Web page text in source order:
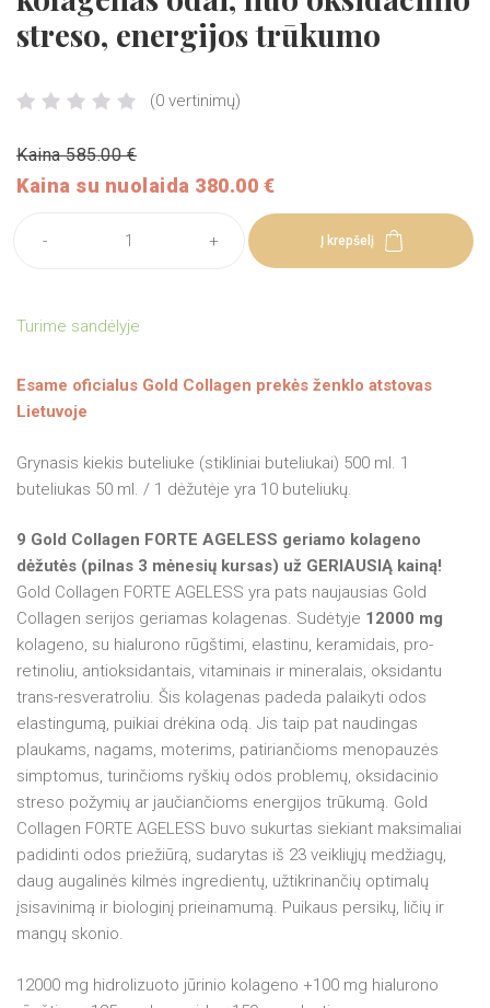
streso, energijos trūkumo
(0 vertinimų)
Kaina 585.00 €
Kaina su nuolaida 380.00 €
- + Į krepšelį
Turime sandėlyje
Esame oficialus Gold Collagen prekės ženklo atstovas
Lietuvoje
Grynasis kiekis buteliuke (stikliniai buteliukai) 500 ml. 1
buteliukas 50 ml. / 1 dėžutėje yra 10 buteliukų.
9 Gold Collagen FORTE AGELESS geriamo kolageno
dėžutės (pilnas 3 mėnesių kursas) už GERIAUSIĄ kainą!
Gold Collagen FORTE AGELESS yra pats naujausias Gold
Collagen serijos geriamas kolagenas. Sudėtyje 12000 mg
kolageno, su hialurono rūgštimi, elastinu, keramidais, pro-
retinoliu, antioksidantais, vitaminais ir mineralais, oksidantu
trans-resveratroliu. Šis kolagenas padeda palaikyti odos
elastingumą, puikiai drėkina odą. Jis taip pat naudingas
plaukams, nagams, moterims, patiriančioms menopauzės
simptomus, turinčioms ryškių odos problemų, oksidacinio
streso požymių ar jaučiančioms energijos trūkumą. Gold
Collagen FORTE AGELESS buvo sukurtas siekiant maksimaliai
padidinti odos priežiūrą, sudarytas iš 23 veikliųjų medžiagų,
daug augalinės kilmės ingredientų, užtikrinančių optimalų
įsisavinimą ir biologinį prieinamumą. Puikaus persikų, ličių ir
mangų skonio.
12000 mg hidrolizuoto jūrinio kolageno +100 mg hialurono